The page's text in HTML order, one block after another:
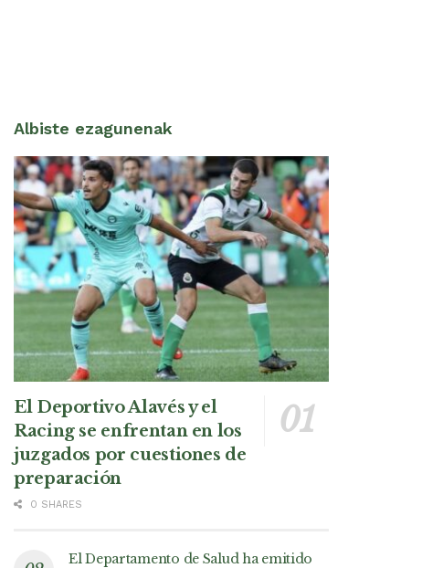
Albiste ezagunenak
El Deportivo Alavés y el
Racing se enfrentan en los
juzgados por cuestiones de
preparación
0 SHARES
El Departamento de Salud ha emitido